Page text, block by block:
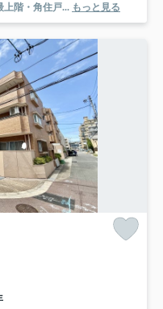
上階・角住戸... もっと見る